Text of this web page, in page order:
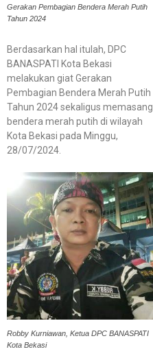
Gerakan Pembagian Bendera Merah Putih
Tahun 2024
Berdasarkan hal itulah, DPC
BANASPATI Kota Bekasi
melakukan giat Gerakan
Pembagian Bendera Merah Putih
Tahun 2024 sekaligus memasang
bendera merah putih di wilayah
Kota Bekasi pada Minggu,
28/07/2024.
Robby Kurniawan, Ketua DPC BANASPATI
Kota Bekasi